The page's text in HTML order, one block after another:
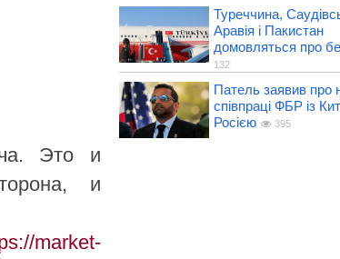
Это и
и
market-
Туреччина,
Аравія і Пакистан
домовляться про
132
Патель заявив про
співпраці ФБР із
Росією
395